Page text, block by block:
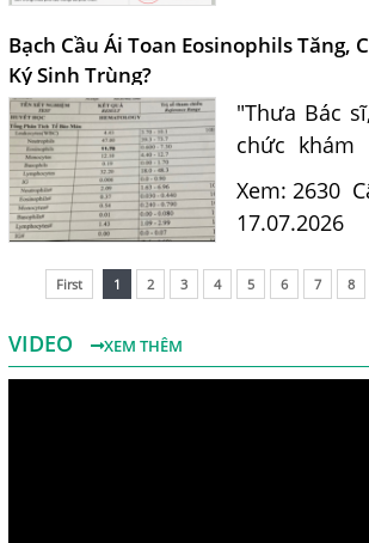
vấn cách
Bạch Cầu Ái Toan Eosinophils Tăng,
Ký Sinh Trùng?
"Thưa Bác
chức khám
kỳ. Kết quả
của em có
11.7%. Em
Xem: 2630
17.07.2026
First 1 2 3 4 5 6 7 8
VIDEO XEM THÊM